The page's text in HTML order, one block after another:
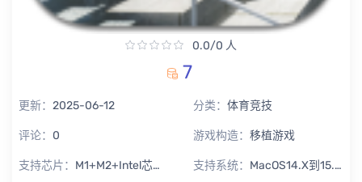
0.0/0 人
7
更新： 2025-06-12 分类： 体育竞技
评论： 0 游戏构造： 移植游戏
支持芯片： M1+M2+Intel芯片通用 支持系统： MacOS14.X到15.X Sequoia